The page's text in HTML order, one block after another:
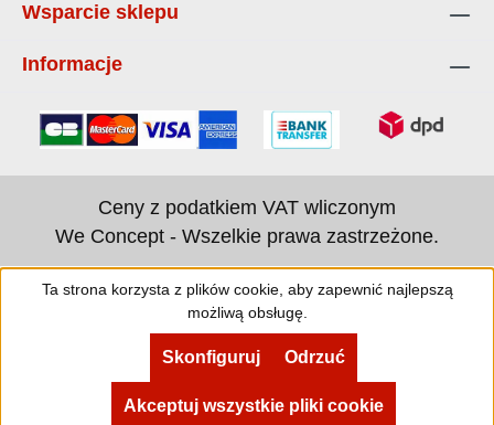
Wsparcie sklepu
Informacje
Ceny z podatkiem VAT wliczonym
We Concept - Wszelkie prawa zastrzeżone.
Ta strona korzysta z plików cookie, aby zapewnić najlepszą
możliwą obsługę.
Odrzuć
Skonfiguruj
Akceptuj wszystkie pliki cookie